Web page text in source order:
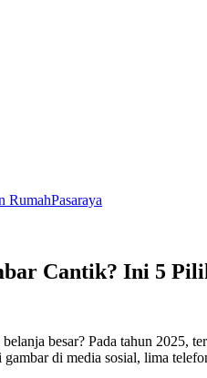
RumahPasaraya
Cantik? Ini 5
besar? Pada tahun 2025,
di media sosial, lima